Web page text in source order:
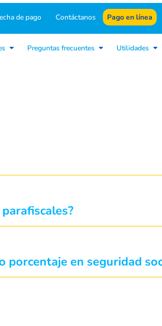
de pago Contáctanos Pago en línea
Preguntas frecuentes Utilidades
en seguridad